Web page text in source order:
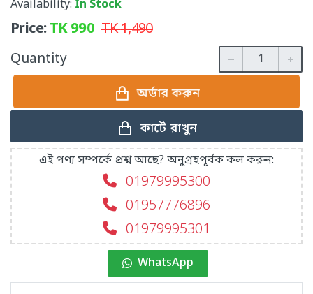
Availability: In Stock
Price:TK990 TK1,490
Quantity
অর্ডার করুন
কার্টে রাখুন
এই পণ্য সম্পর্কে প্রশ্ন আছে? অনুগ্রহপূর্বক কল করুন:
01979995300
01957776896
01979995301
WhatsApp